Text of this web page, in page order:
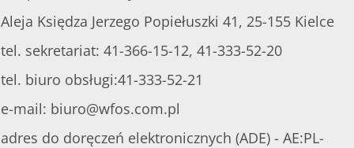
Aleja Księdza Jerzego Popiełuszki 41, 25-155 Kielce
tel. sekretariat: 41-366-15-12, 41-333-52-20
tel. biuro obsługi:41-333-52-21
e-mail: biuro@wfos.com.pl
adres do doręczeń elektronicznych (ADE) - AE:PL-